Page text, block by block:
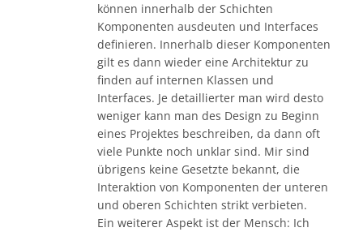
können innerhalb der Schichten
Komponenten ausdeuten und Interfaces
definieren. Innerhalb dieser Komponenten
gilt es dann wieder eine Architektur zu
finden auf internen Klassen und
Interfaces. Je detaillierter man wird desto
weniger kann man des Design zu Beginn
eines Projektes beschreiben, da dann oft
viele Punkte noch unklar sind. Mir sind
übrigens keine Gesetzte bekannt, die
Interaktion von Komponenten der unteren
und oberen Schichten strikt verbieten.
Ein weiterer Aspekt ist der Mensch: Ich